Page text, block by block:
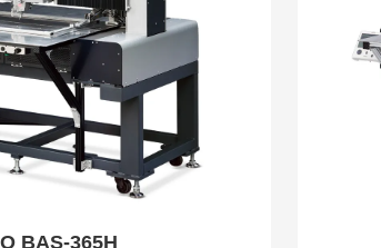
BAS-365H